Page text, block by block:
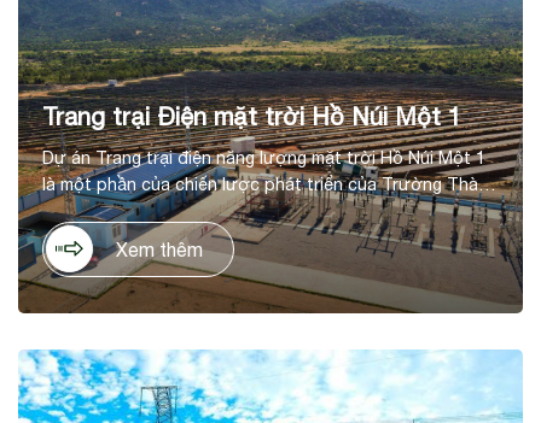
Trang trại Điện mặt trời Hồ Núi Một 1
Dự án Trang trại điện năng lượng mặt trời Hồ Núi Một 1
là một phần của chiến lược phát triển của Trường Thành
trong lĩnh vực năng lượng tái tạo, tại huyện Thuận Nam,
tỉnh Ninh Thuận. Dự án có tổng mức đầu tư là 1.036 tỷ
đồng, trên diện tích 60ha, với công suất thiết kế 50 MWp,
cho sản lượng điện dự kiến hằng năm 90 KWh/năm.
Xem thêm